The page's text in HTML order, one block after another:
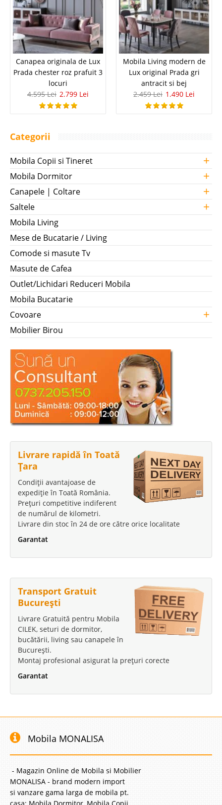
Canapea originala de Lux
Prada chester roz prafuit 3
locuri
4.595 Lei 2.799 Lei
Mobila Living modern de
Lux original Prada gri
antracit si bej
2.459 Lei 1.490 Lei
Categorii
Mobila Copii si Tineret +
Mobila Dormitor +
Canapele | Coltare +
Saltele +
Mobila Living
Mese de Bucatarie / Living
Comode si masute Tv
Masute de Cafea
Outlet/Lichidari Reduceri Mobila
Mobila Bucatarie
Covoare
+
Mobilier Birou
Livrare rapidă în Toată
Țara
Condiții avantajoase de
expediție în Toată România.
Prețuri competitive indiferent
de numărul de kilometri.
Livrare din stoc în 24 de ore către orice localitate
Garantat
Transport Gratuit
București
Livrare Gratuită pentru Mobila
CILEK, seturi de dormitor,
bucătării, living sau canapele în
București.
Montaj profesional asigurat la prețuri corecte
Garantat
Mobila MONALISA
- Magazin Online de Mobila si Mobilier
MONALISA - brand modern import
si vanzare gama larga de mobila pt.